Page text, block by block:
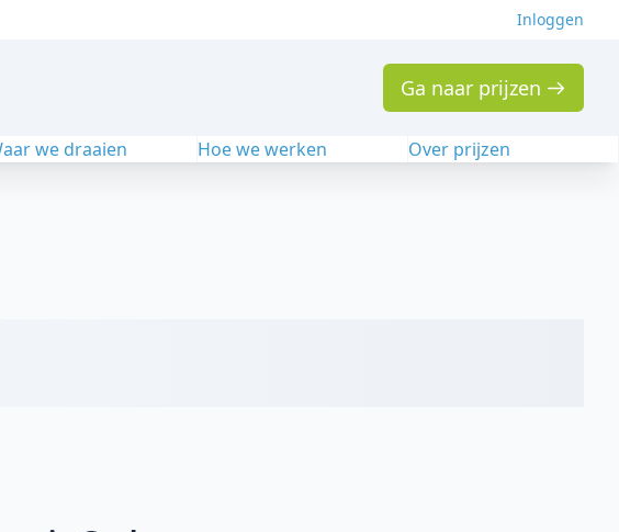
Inloggen
Ga naar prijzen
we draaien Hoe we werken Over prijzen